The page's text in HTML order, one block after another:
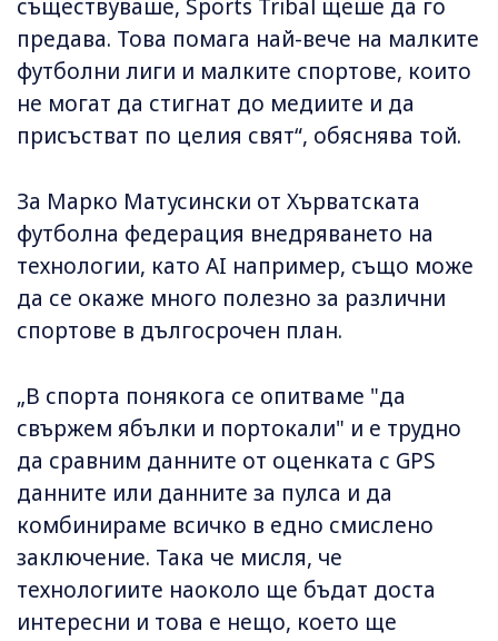
съществуваше, Sports Tribal щеше да го
предава. Това помага най-вече на малките
футболни лиги и малките спортове, които
не могат да стигнат до медиите и да
присъстват по целия свят“, обяснява той.
За Марко Матусински от Хърватската
футболна федерация внедряването на
технологии, като AI например, също може
да се окаже много полезно за различни
спортове в дългосрочен план.
„В спорта понякога се опитваме "да
свържем ябълки и портокали" и е трудно
да сравним данните от оценката с GPS
данните или данните за пулса и да
комбинираме всичко в едно смислено
заключение. Така че мисля, че
технологиите наоколо ще бъдат доста
интересни и това е нещо, което ще